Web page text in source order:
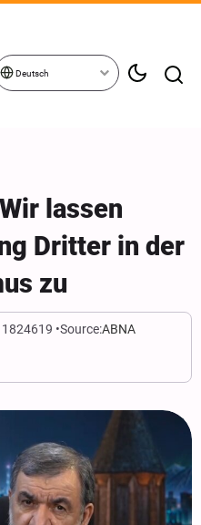
Deutsch
lassen
Dritter in der
zu
1824619 Source:ABNA